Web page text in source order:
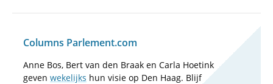
Columns Parlement.com
Anne Bos, Bert van den Braak en Carla Hoetink
geven wekelijks hun visie op Den Haag. Blijf